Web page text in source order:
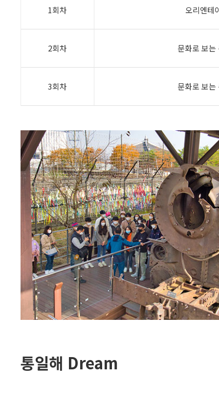
1회차 오리엔테
2회차 문화로 보는
3회차 문화로 보는
통일해 Dream